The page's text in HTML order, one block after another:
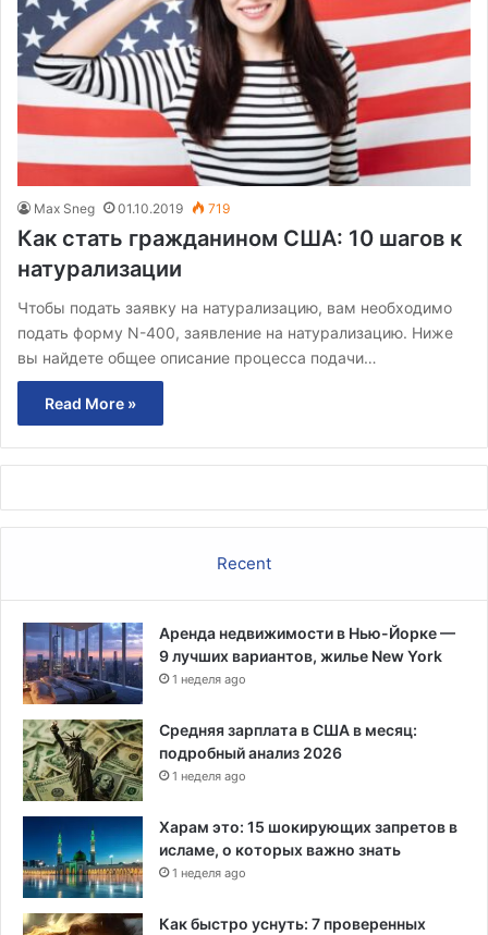
Max Sneg 01.10.2019 719
Как стать гражданином США: 10 шагов к
натурализации
Чтобы подать заявку на натурализацию, вам необходимо
подать форму N-400, заявление на натурализацию. Ниже
вы найдете общее описание процесса подачи…
Read More »
Recent
Аренда недвижимости в Нью-Йорке —
9 лучших вариантов, жилье New York
1 неделя ago
Средняя зарплата в США в месяц:
подробный анализ 2026
1 неделя ago
Харам это: 15 шокирующих запретов в
исламе, о которых важно знать
1 неделя ago
Как быстро уснуть: 7 проверенных